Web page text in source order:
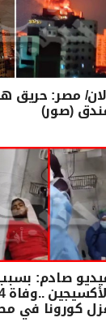
مصر: حريق
(صور)
صادم:
كورونا في